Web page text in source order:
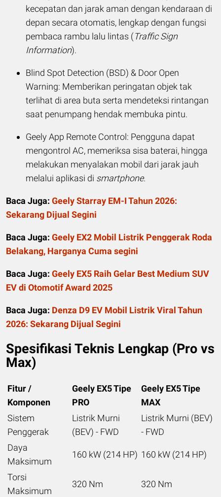
kecepatan dan jarak aman dengan kendaraan di
depan secara otomatis, lengkap dengan fungsi
pembaca rambu lalu lintas (Traffic Sign
Information).
Blind Spot Detection (BSD) & Door Open
Warning: Memberikan peringatan objek tak
terlihat di area buta serta mendeteksi rintangan
saat penumpang hendak membuka pintu.
Geely App Remote Control: Pengguna dapat
mengontrol AC, memeriksa sisa baterai, hingga
melakukan menyalakan mobil dari jarak jauh
melalui aplikasi di smartphone.
Baca Juga: Geely Starray EM-I Tahun 2026:
Sekarang Dijual Segini
Baca Juga: Geely EX2 Mobil Listrik Penggerak Roda
Belakang, Harganya Cuma segini
Baca Juga: Geely EX5 Raih Gelar Best Medium SUV
EV di Otomotif Award 2025
Baca Juga: Denza D9 EV Mobil Listrik Viral Tahun
2026: Sekarang Dijual Segini
Spesifikasi Teknis Lengkap (Pro vs
Max)
Fitur /
Komponen
Geely EX5 Tipe
PRO
Geely EX5 Tipe
MAX
Sistem
Penggerak
Listrik Murni
(BEV) - FWD
Listrik Murni (BEV)
- FWD
Daya
Maksimum
160 kW (214 HP) 160 kW (214 HP)
Torsi
Maksimum
320 Nm 320 Nm